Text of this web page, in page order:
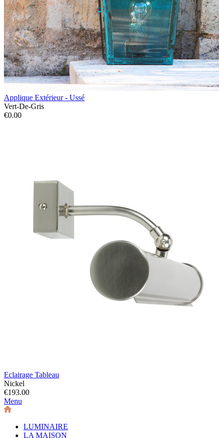
Applique Extérieur - Ussé
Vert-De-Gris
€0.00
Eclairage Tableau
Nickel
€193.00
Menu
LUMINAIRE
LA MAISON